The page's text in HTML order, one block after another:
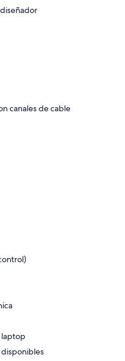
canales de cable
laptop